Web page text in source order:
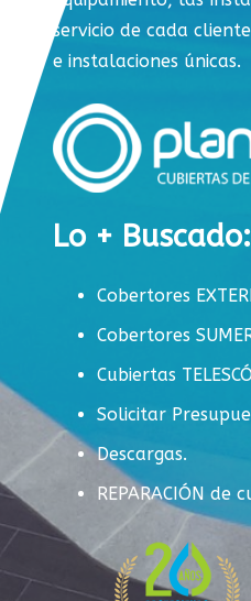
servicio de cada
e instalaciones únicas.
Lo + Buscado:
Cobertores
Cobertores
Cubiertas
Solicitar
Descargas.
REPARACIÓN de